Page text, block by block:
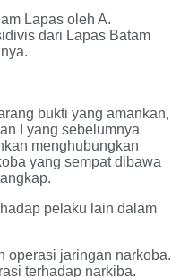
Lapas oleh A.
dari Lapas Batam
bukti yang amankan,
I yang sebelumnya
menghubungkan
yang sempat dibawa
pelaku lain dalam
operasi jaringan narkoba.
terhadap narkiba.